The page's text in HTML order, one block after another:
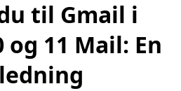
til Gmail i
11 Mail: En